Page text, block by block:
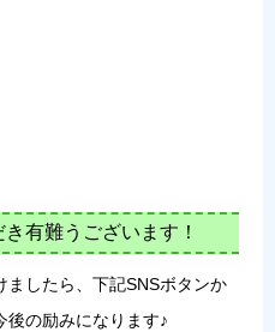
有難うございます！
ましたら、下記SNSボタンか
後の励みになります♪